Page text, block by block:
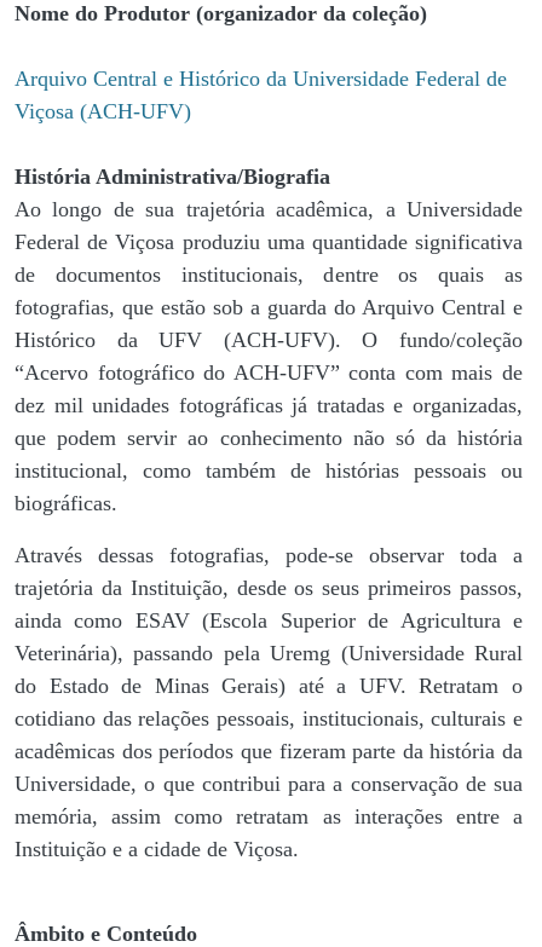
Nome do Produtor (organizador da coleção)
Arquivo Central e Histórico da Universidade Federal de
Viçosa (ACH-UFV)
História Administrativa/Biografia
Ao longo de sua trajetória acadêmica, a Universidade
Federal de Viçosa produziu uma quantidade significativa
de documentos institucionais, dentre os quais as
fotografias, que estão sob a guarda do Arquivo Central e
Histórico da UFV (ACH-UFV). O fundo/coleção
“Acervo fotográfico do ACH-UFV” conta com mais de
dez mil unidades fotográficas já tratadas e organizadas,
que podem servir ao conhecimento não só da história
institucional, como também de histórias pessoais ou
biográficas.
Através dessas fotografias, pode-se observar toda a
trajetória da Instituição, desde os seus primeiros passos,
ainda como ESAV (Escola Superior de Agricultura e
Veterinária), passando pela Uremg (Universidade Rural
do Estado de Minas Gerais) até a UFV. Retratam o
cotidiano das relações pessoais, institucionais, culturais e
acadêmicas dos períodos que fizeram parte da história da
Universidade, o que contribui para a conservação de sua
memória, assim como retratam as interações entre a
Instituição e a cidade de Viçosa.
Âmbito e Conteúdo